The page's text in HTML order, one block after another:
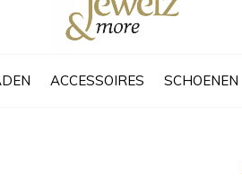
ACCESSOIRES SCHOENEN